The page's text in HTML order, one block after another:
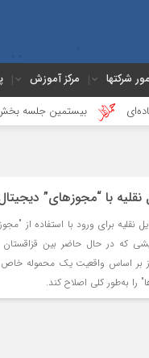
شرکتها مرکز آموزش
بیستمین جلسه بخش
با “مجوزهای”
نقلیه برای ورود با استفاده از
که در حال حاضر بین
بر اساس واقعیت یک محموله
را به‌طور کلی اصلاح کند.